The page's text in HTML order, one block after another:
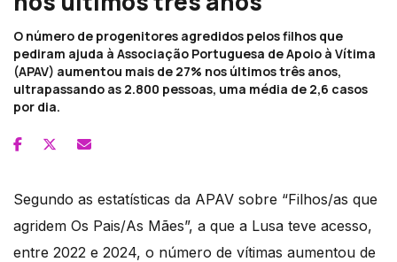
O número de progenitores agredidos pelos filhos que
pediram ajuda à Associação Portuguesa de Apoio à Vítima
(APAV) aumentou mais de 27% nos últimos três anos,
ultrapassando as 2.800 pessoas, uma média de 2,6 casos
por dia.
Segundo as estatísticas da APAV sobre “Filhos/as que
agridem Os Pais/As Mães”, a que a Lusa teve acesso,
entre 2022 e 2024, o número de vítimas aumentou de